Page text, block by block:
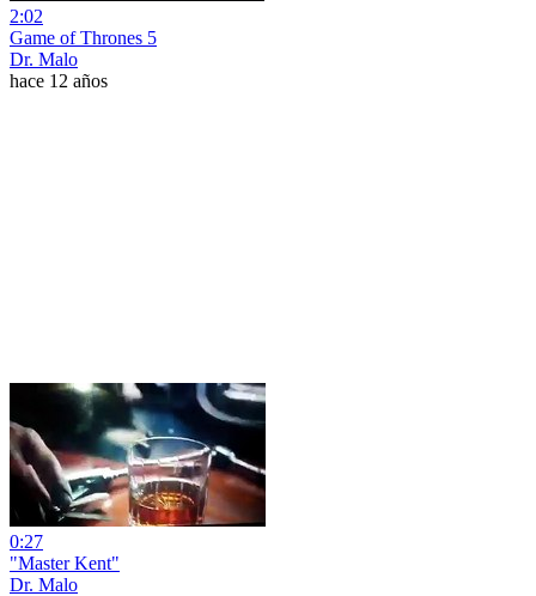
2:02
Game of Thrones 5
Dr. Malo
hace 12 años
0:27
"Master Kent"
Dr. Malo